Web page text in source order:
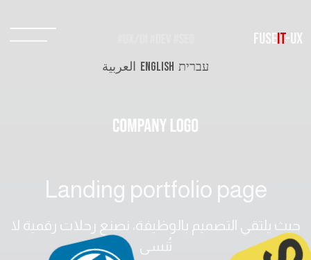
FUSEIT-UX
עברית ENGLISH العربية
Landing portfolio page
حيث يلتقي التصميم بالوظيفة، نصنع رحلات رقمية لا
تُنسى